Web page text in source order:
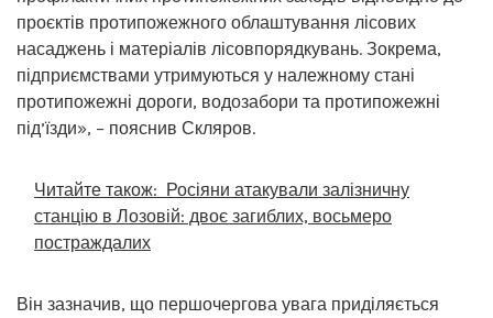
проєктів протипожежного облаштування лісових
насаджень і матеріалів лісовпорядкувань. Зокрема,
підприємствами утримуються у належному стані
протипожежні дороги, водозабори та протипожежні
під’їзди», – пояснив Скляров.
Читайте також: Росіяни атакували залізничну
станцію в Лозовій: двоє загиблих, восьмеро
постраждалих
Він зазначив, що першочергова увага приділяється